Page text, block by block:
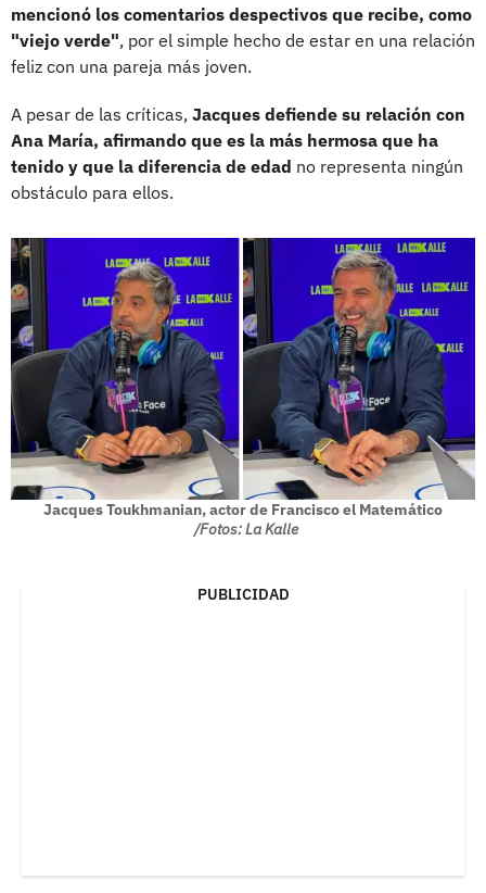
mencionó los comentarios despectivos que recibe, como
"viejo verde", por el simple hecho de estar en una relación
feliz con una pareja más joven.
A pesar de las críticas, Jacques defiende su relación con
Ana María, afirmando que es la más hermosa que ha
tenido y que la diferencia de edad no representa ningún
obstáculo para ellos.
Jacques Toukhmanian, actor de Francisco el Matemático
/Fotos: La Kalle
PUBLICIDAD